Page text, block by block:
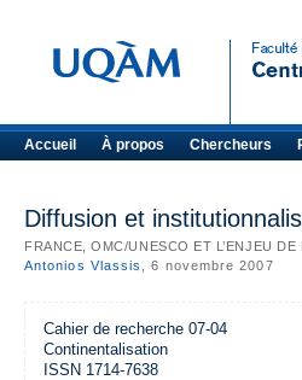
Accueil À propos Chercheurs
Diffusion et
FRANCE, OMC/UNESCO ET L’ENJEU
Antonios Vlassis
, 6 novembre 2007
Cahier de recherche 07-04
Continentalisation
ISSN 1714-7638